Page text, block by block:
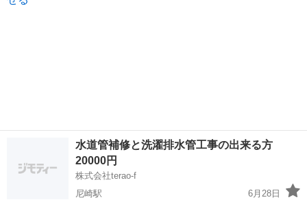
水道管補修と洗濯排水管工事の出来る方
20000円
株式会社terao-f
尼崎駅
6月28日